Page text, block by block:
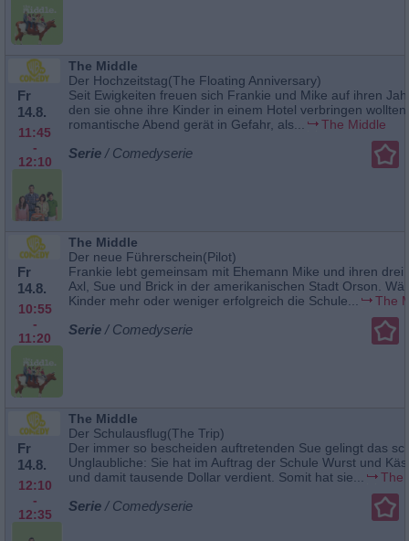
Fr
14.8.
11:45
-
12:10
The Middle
Der Hochzeitstag(The Floating Anniversary)
Seit Ewigkeiten freuen sich Frankie und Mike auf ihren
den sie ohne ihre Kinder in einem Hotel verbringen
romantische Abend gerät in Gefahr, als...
The Middle
Serie / Comedyserie
Fr
14.8.
10:55
-
11:20
The Middle
Der neue Führerschein(Pilot)
Frankie lebt gemeinsam mit Ehemann Mike und ihren drei
Axl, Sue und Brick in der amerikanischen Stadt Orson.
Kinder mehr oder weniger erfolgreich die Schule...
The
Serie / Comedyserie
Fr
14.8.
12:10
-
12:35
The Middle
Der Schulausflug(The Trip)
Der immer so bescheiden auftretenden Sue gelingt das
Unglaubliche: Sie hat im Auftrag der Schule Wurst und
und damit tausende Dollar verdient. Somit hat sie...
The
Serie / Comedyserie